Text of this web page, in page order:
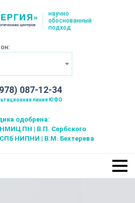
научно
обоснованный
подход
087-12-34
линия ЮФО
одобрена:
ПН | В.П. Сербского
НИПНИ | В.М. Бехтерева